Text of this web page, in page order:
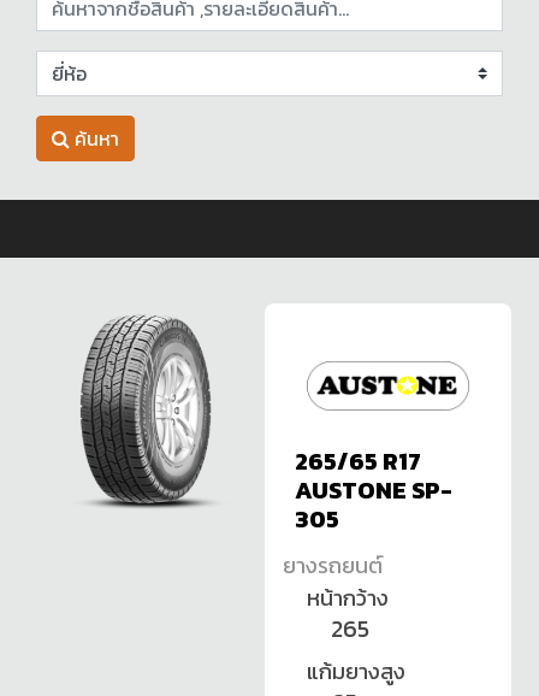
ค้นหา
265/65 R17
AUSTONE SP-
305
ยางรถยนต์
หน้ากว้าง
265
แก้มยางสูง